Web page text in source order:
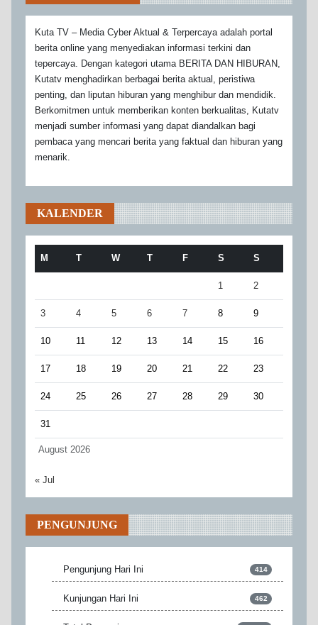
Kuta TV – Media Cyber Aktual & Terpercaya adalah portal
berita online yang menyediakan informasi terkini dan
tepercaya. Dengan kategori utama BERITA DAN HIBURAN,
Kutatv menghadirkan berbagai berita aktual, peristiwa
penting, dan liputan hiburan yang menghibur dan mendidik.
Berkomitmen untuk memberikan konten berkualitas, Kutatv
menjadi sumber informasi yang dapat diandalkan bagi
pembaca yang mencari berita yang faktual dan hiburan yang
menarik.
KALENDER
August 2026
M T W T F S S
1 2
3 4 5 6 7 8 9
10 11 12 13 14 15 16
17 18 19 20 21 22 23
24 25 26 27 28 29 30
31
« Jul
PENGUNJUNG
Pengunjung Hari Ini 414
Kunjungan Hari Ini 462